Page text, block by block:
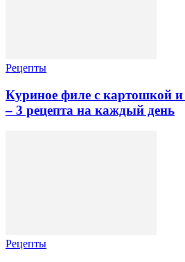
Рецепты
Куриное филе с картошкой
– 3 рецепта на каждый день
Рецепты